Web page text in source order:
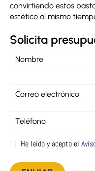
convirtiendo estos
estético al mismo
Solicita
He leido y acepto el